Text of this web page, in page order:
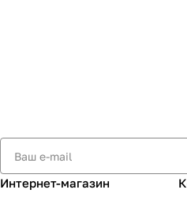
Интернет-магазин